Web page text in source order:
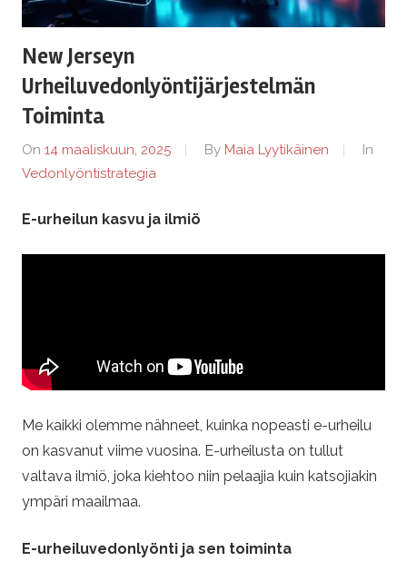
-
b
e
t
t
g
-
w
i
n
New Jerseyn
Urheiluvedonlyöntijärjestelmän
Toiminta
On 14 maaliskuun, 2025 By Maia Lyytikäinen
In
Vedonlyöntistrategia
E-urheilun kasvu ja ilmiö
Me kaikki olemme nähneet, kuinka nopeasti e-urheilu
on kasvanut viime vuosina. E-urheilusta on tullut
valtava ilmiö, joka kiehtoo niin pelaajia kuin katsojiakin
ympäri maailmaa.
E-urheiluvedonlyönti ja sen toiminta